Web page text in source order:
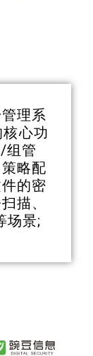
理系
心功
组管
略配
的密
描、
场景;